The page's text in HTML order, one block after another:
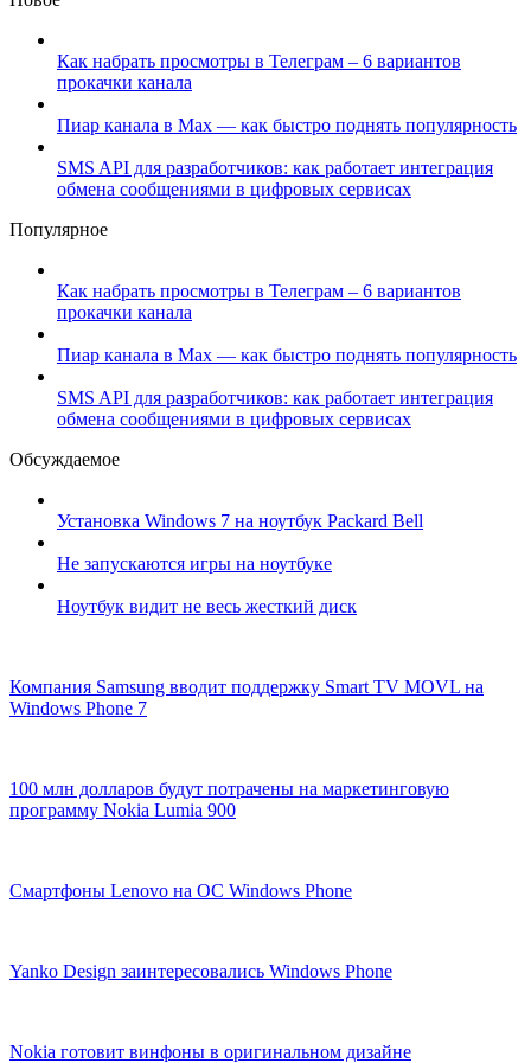
Как набрать просмотры в Телеграм – 6 вариантов
прокачки канала
Пиар канала в Max — как быстро поднять популярность
SMS API для разработчиков: как работает интеграция
обмена сообщениями в цифровых сервисах
Популярное
Как набрать просмотры в Телеграм – 6 вариантов
прокачки канала
Пиар канала в Max — как быстро поднять популярность
SMS API для разработчиков: как работает интеграция
обмена сообщениями в цифровых сервисах
Обсуждаемое
Установка Windows 7 на ноутбук Packard Bell
Не запускаются игры на ноутбуке
Ноутбук видит не весь жесткий диск
Компания Samsung вводит поддержку Smart TV MOVL на
Windows Phone 7
100 млн долларов будут потрачены на маркетинговую
программу Nokia Lumia 900
Смартфоны Lenovo на ОС Windows Phone
Yanko Design заинтересовались Windows Phone
Nokia готовит винфоны в оригинальном дизайне